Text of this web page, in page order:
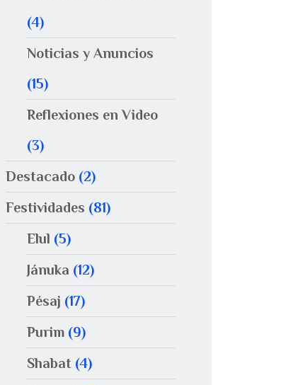
(4)
Noticias y Anuncios
(15)
Reflexiones en Video
(3)
Destacado (2)
Festividades (81)
Elul (5)
Jánuka (12)
Pésaj (17)
Purim (9)
Shabat (4)